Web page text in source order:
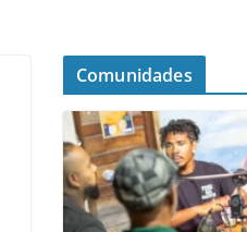
Comunidades